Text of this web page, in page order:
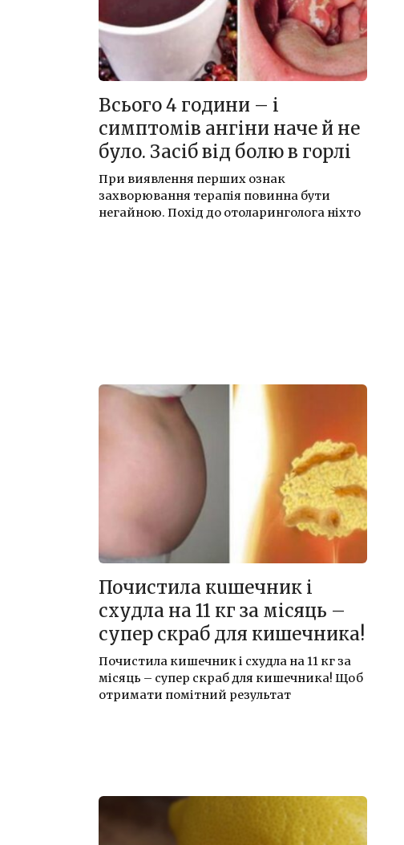
Всього 4 години – і
симптомів ангіни наче й не
було. Засіб від болю в горлі
При виявлення перших ознак
захворювання терапія повинна бути
негайною. Похід до отоларинголога ніхто
Почистила кuшечник і
схудла на 11 кг за місяць –
супер скраб для кишечника!
Почистила кишечник і схудла на 11 кг за
місяць – супер скраб для кишечника! Щоб
отримати помітний результат